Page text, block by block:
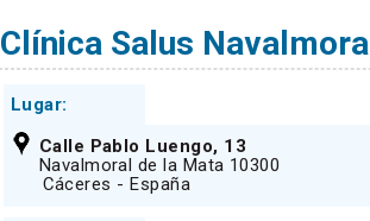
Clínica Salus Navalmoral
Lugar:
Calle Pablo Luengo, 13
Navalmoral de la Mata 10300
Cáceres - España